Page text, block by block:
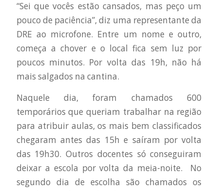
“Sei que vocês estão cansados, mas peço um
pouco de paciência”, diz uma representante da
DRE ao microfone. Entre um nome e outro,
começa a chover e o local fica sem luz por
poucos minutos. Por volta das 19h, não há
mais salgados na cantina.
Naquele dia, foram chamados 600
temporários que queriam trabalhar na região
para atribuir aulas, os mais bem classificados
chegaram antes das 15h e saíram por volta
das 19h30. Outros docentes só conseguiram
deixar a escola por volta da meia-noite. No
segundo dia de escolha são chamados os